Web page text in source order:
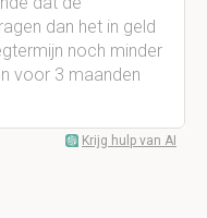
dan het in geld
noch minder
voor 3 maanden
Krijg hulp van AI